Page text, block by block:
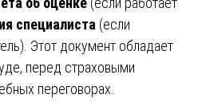
специалиста (если
Этот документ обладает
перед страховыми
переговорах.